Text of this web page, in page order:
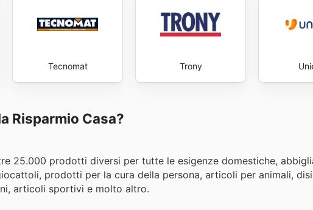
Tecnomat Trony
Risparmio Casa?
25.000 prodotti diversi per tutte le esigenze domestiche,
prodotti per la cura della persona, articoli per animali,
articoli sportivi e molto altro.